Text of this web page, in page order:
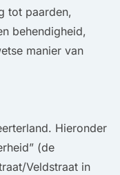
tot paarden,
behendigheid,
manier van
Hieronder
(de
Veldstraat in